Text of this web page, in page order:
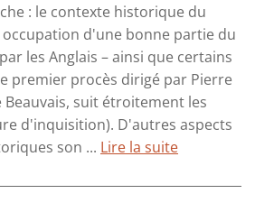
: le contexte historique du
d'une bonne partie du
les Anglais – ainsi que certains
premier procès dirigé par Pierre
Beauvais, suit étroitement les
d'inquisition). D'autres aspects
son ... Lire la suite